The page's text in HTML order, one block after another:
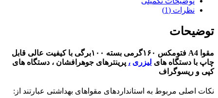
نظرات (1)
توضیحات
مقوا A4 فتومکس ۱۶۰گرمی بسته ۱۰۰برگی با کیفیت عالی قابل
چاپ با دستگاه های لیزری ، پرینترهای جوهرافشان ، دستگاه های
کپی و ریسوگراف
نکات اصلی مربوط به استانداردهای مقواهای بهداشتی عبارتند از: